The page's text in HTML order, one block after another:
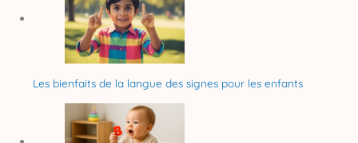
Les bienfaits de la langue des signes pour les enfants